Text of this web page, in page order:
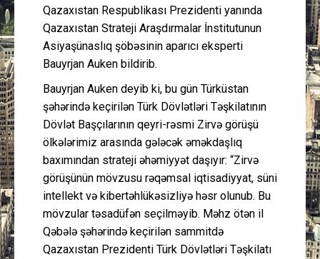
Əlaqə
Qazaxıstan Respublikası Prezidenti yanında
Qazaxıstan Strateji Araşdırmalar İnstitutunun
Asiyaşünaslıq şöbəsinin aparıcı eksperti
Bauyrjan Auken bildirib.
Bauyrjan Auken deyib ki, bu gün Türküstan
şəhərində keçirilən Türk Dövlətləri Təşkilatının
Dövlət Başçılarının qeyri-rəsmi Zirvə görüşü
ölkələrimiz arasında gələcək əməkdaşlıq
baxımından strateji əhəmiyyət daşıyır: “Zirvə
görüşünün mövzusu rəqəmsal iqtisadiyyat, süni
intellekt və kibertəhlükəsizliyə həsr olunub. Bu
mövzular təsadüfən seçilməyib. Məhz ötən il
Qəbələ şəhərində keçirilən sammitdə
Qazaxıstan Prezidenti Türk Dövlətləri Təşkilatı